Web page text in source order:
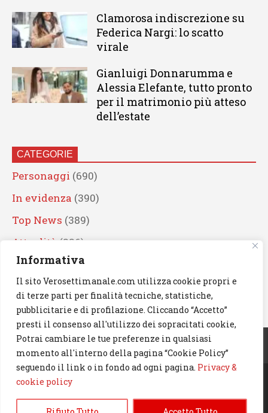
Informativa
Il sito Verosettimanale.com utilizza cookie propri e
di terze parti per finalità tecniche, statistiche,
pubblicitarie e di profilazione. Cliccando “Accetto”
presti il consenso all'utilizzo dei sopracitati cookie,
Potrai cambiare le tue preferenze in qualsiasi
momento all'interno della pagina “Cookie Policy”
seguendo il link o in fondo ad ogni pagina. Privacy &
cookie policy
Clamorosa indiscrezione su
Federica Nargi: lo scatto
virale
Gianluigi Donnarumma e
Alessia Elefante, tutto pronto
per il matrimonio più atteso
dell’estate
CATEGORIE
Personaggi (690)
In evidenza (390)
Top News (389)
Attualità (336)
Eventi(330)
Artisti (241)
News(239)
Cerca
© 2023 Verosettimanale.com. All rights reserved.